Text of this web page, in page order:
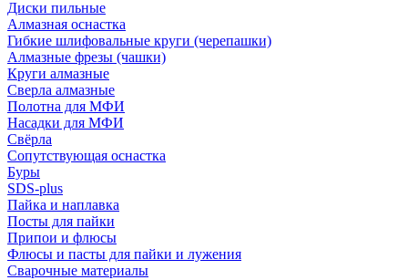
Диски пильные
Алмазная оснастка
Гибкие шлифовальные круги (черепашки)
Алмазные фрезы (чашки)
Круги алмазные
Сверла алмазные
Полотна для МФИ
Насадки для МФИ
Свёрла
Сопутствующая оснастка
Буры
SDS-plus
Пайка и наплавка
Посты для пайки
Припои и флюсы
Флюсы и пасты для пайки и лужения
Сварочные материалы